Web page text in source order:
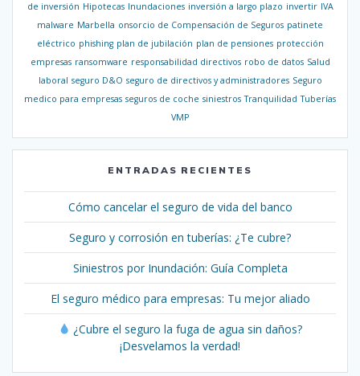
de inversión Hipotecas Inundaciones inversión a largo plazo invertir IVA
malware Marbella onsorcio de Compensación de Seguros patinete
eléctrico phishing plan de jubilación plan de pensiones protección
empresas ransomware responsabilidad directivos robo de datos Salud
laboral seguro D&O seguro de directivos y administradores Seguro
medico para empresas seguros de coche siniestros Tranquilidad Tuberías
VMP
ENTRADAS RECIENTES
Cómo cancelar el seguro de vida del banco
Seguro y corrosión en tuberías: ¿Te cubre?
Siniestros por Inundación: Guía Completa
El seguro médico para empresas: Tu mejor aliado
¿Cubre el seguro la fuga de agua sin daños?
¡Desvelamos la verdad!